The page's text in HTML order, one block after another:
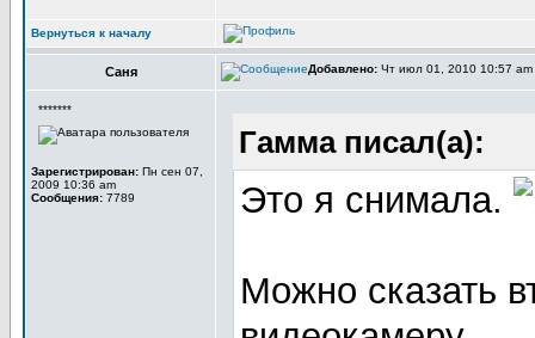
Вернуться к началу
Саня Добавлено: Чт июл 01, 2010 10:57 am
*******
Зарегистрирован: Пн сен 07,
2009 10:36 am
Сообщения: 7789
Гамма писал(а):
Это я снимала.
Можно сказать